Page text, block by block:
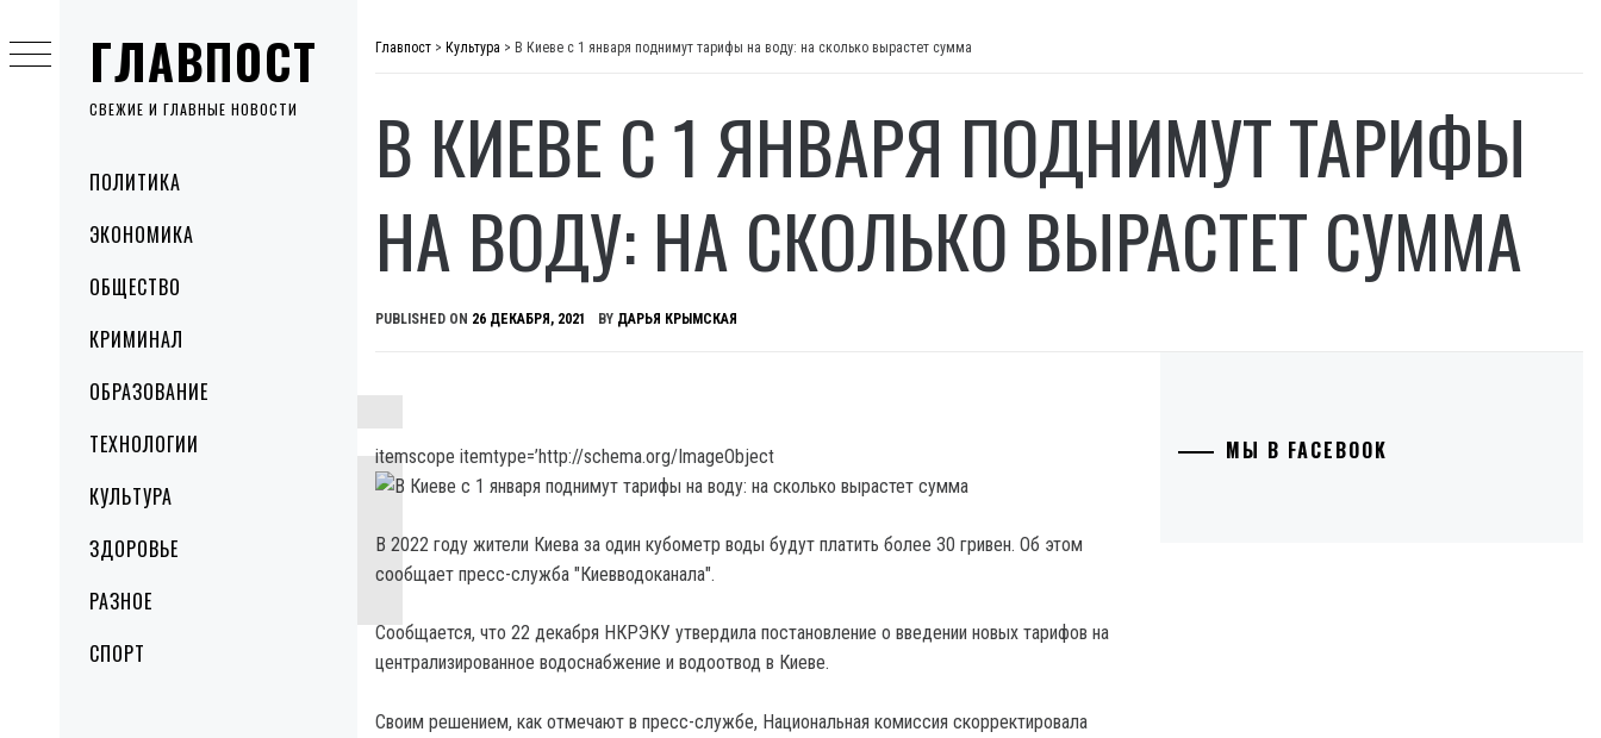
ГЛАВПОСТ
СВЕЖИЕ И ГЛАВНЫЕ НОВОСТИ
MenuПОЛИТИКА
ЭКОНОМИКА
ОБЩЕСТВО
КРИМИНАЛ
ОБРАЗОВАНИЕ
ТЕХНОЛОГИИ
КУЛЬТУРА
ЗДОРОВЬЕ
РАЗНОЕ
СПОРТ
to
content
Главпост > Культура > В Киеве с 1 января поднимут тарифы на воду: на сколько вырастет сумма
В КИЕВЕ С 1 ЯНВАРЯ ПОДНИМУТ ТАРИФЫ
НА ВОДУ: НА СКОЛЬКО ВЫРАСТЕТ СУММА
PUBLISHED ON 26 ДЕКАБРЯ, 2021 BY ДАРЬЯ КРЫМСКАЯ
itemscope itemtype=’http://schema.org/ImageObject
В 2022 году жители Киева за один кубометр воды будут платить более 30 гривен. Об этом
сообщает пресс-служба "Киевводоканала".
Сообщается, что 22 декабря НКРЭКУ утвердила постановление о введении новых тарифов на
централизированное водоснабжение и водоотвод в Киеве.
Своим решением, как отмечают в пресс-службе, Национальная комиссия скорректировала
МЫ В FACEBOOK